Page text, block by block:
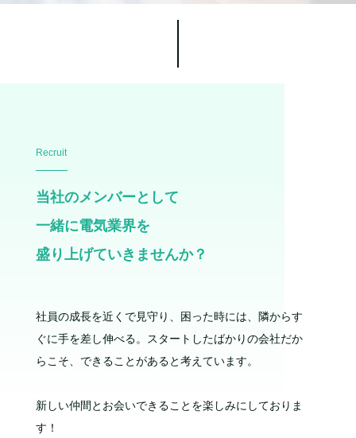
Recruit
当社のメンバーとして
一緒に電気業界を
盛り上げていきませんか？
社員の成長を近くで見守り、困った時には、隣からす
ぐに手を差し伸べる。スタートしたばかりの会社だか
らこそ、できることがあると考えています。
新しい仲間とお会いできることを楽しみにしておりま
す！